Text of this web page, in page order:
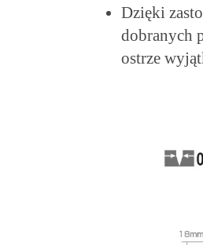
Dzięki
dobranych
ostrze